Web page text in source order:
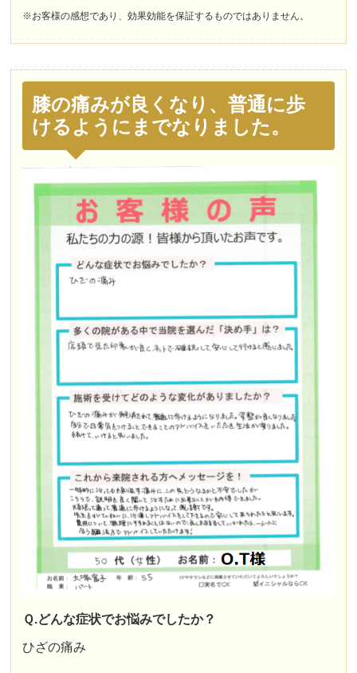
※お客様の感想であり、効果効能を保証するものではありません。
膝の痛みが良くなり、普通に歩
けるようにまでなりました。
Ｑ.どんな症状でお悩みでしたか？
ひざの痛み